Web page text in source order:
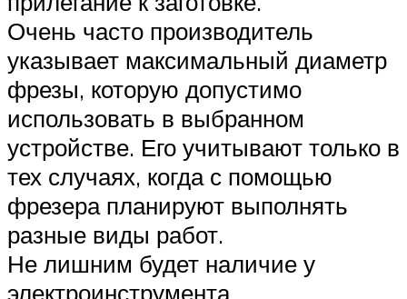
Очень часто производитель
указывает максимальный диаметр
фрезы, которую допустимо
использовать в выбранном
устройстве. Его учитывают только в
тех случаях, когда с помощью
фрезера планируют выполнять
разные виды работ.
Не лишним будет наличие у
электроинструмента